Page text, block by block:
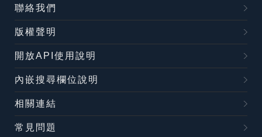
聯絡我們
版權聲明
開放API使用說明
內嵌搜尋欄位說明
相關連結
常見問題